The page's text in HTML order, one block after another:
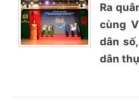
Ra
cùng
dân
dân